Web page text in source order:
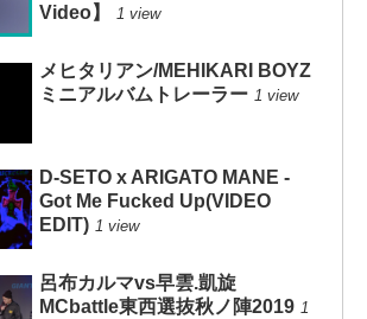
Video】
1 view
メヒタリアン/MEHIKARI BOYZ
ミニアルバムトレーラー 1 view
D-SETO x ARIGATO MANE -
Got Me Fucked Up(VIDEO
EDIT) 1 view
呂布カルマvs早雲.凱旋
MCbattle東西選抜秋ノ陣2019 1